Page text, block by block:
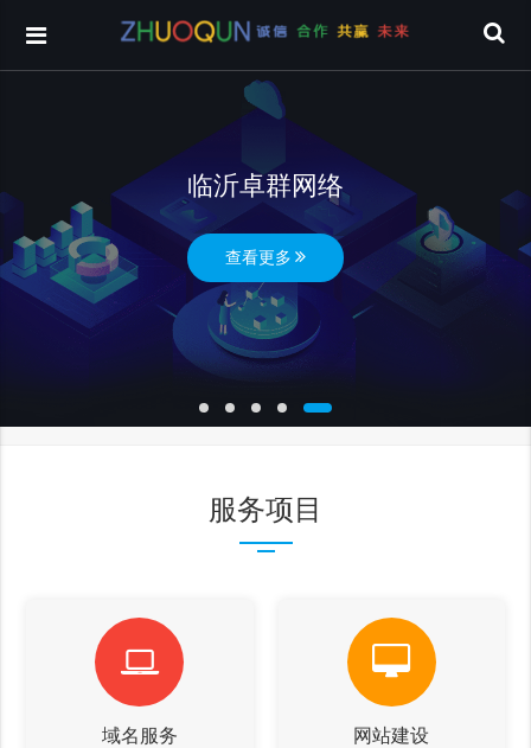
临沂卓群网络
查看更多
服务项目
域名服务 网站建设